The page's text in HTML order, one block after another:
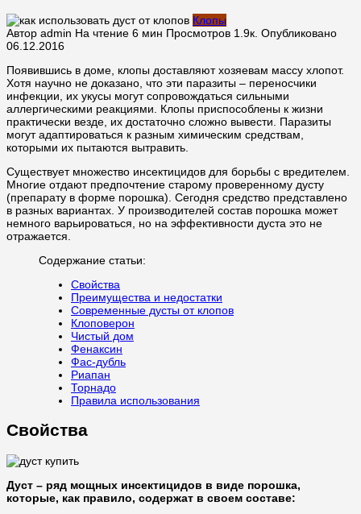
Клопы
Автор admin На чтение 6 мин Просмотров 1.9к. Опубликовано
06.12.2016
Появившись в доме, клопы доставляют хозяевам массу хлопот.
Хотя научно не доказано, что эти паразиты – переносчики
инфекции, их укусы могут сопровождаться сильными
аллергическими реакциями. Клопы приспособлены к жизни
практически везде, их достаточно сложно вывести. Паразиты
могут адаптироваться к разным химическим средствам,
которыми их пытаются вытравить.
Существует множество инсектицидов для борьбы с вредителем.
Многие отдают предпочтение старому проверенному дусту
(препарату в форме порошка). Сегодня средство представлено
в разных вариантах. У производителей состав порошка может
немного варьироваться, но на эффективности дуста это не
отражается.
Содержание статьи:
Свойства
Преимущества и недостатки
Современные дусты от клопов
Клоповерон
Чистый дом
Фенаксин
Фас-дубль
Риапан
Торнадо
Правила использования
Свойства
Дуст – ряд мощных инсектицидов в виде порошка,
которые, как правило, содержат в своем составе: